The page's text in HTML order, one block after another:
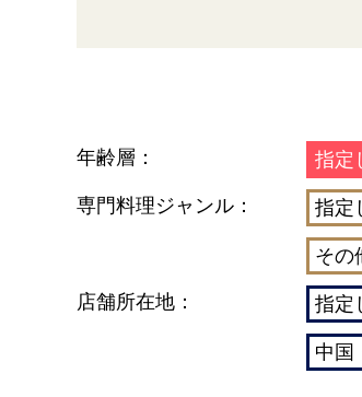
年齢層： 指定
専門料理ジャンル： 指定
その
店舗所在地： 指定
中国